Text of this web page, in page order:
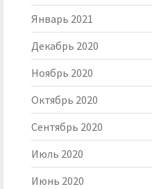
Январь 2021
Декабрь 2020
Ноябрь 2020
Октябрь 2020
Сентябрь 2020
Июль 2020
Июнь 2020